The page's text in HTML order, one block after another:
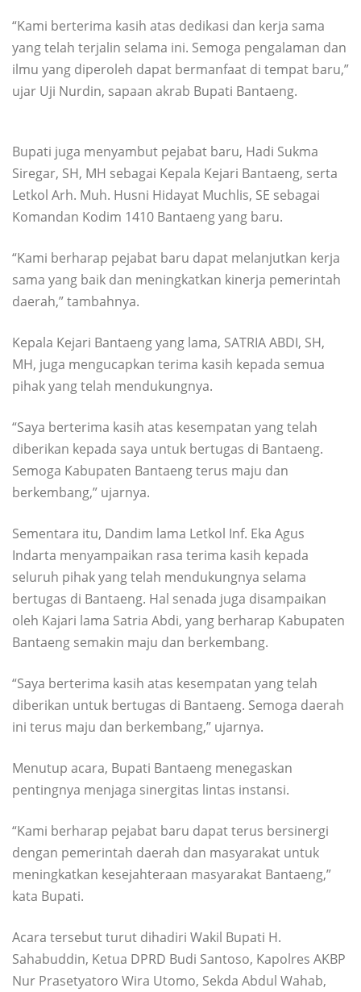
“Kami berterima kasih atas dedikasi dan kerja sama
yang telah terjalin selama ini. Semoga pengalaman dan
ilmu yang diperoleh dapat bermanfaat di tempat baru,”
ujar Uji Nurdin, sapaan akrab Bupati Bantaeng.
Bupati juga menyambut pejabat baru, Hadi Sukma
Siregar, SH, MH sebagai Kepala Kejari Bantaeng, serta
Letkol Arh. Muh. Husni Hidayat Muchlis, SE sebagai
Komandan Kodim 1410 Bantaeng yang baru.
“Kami berharap pejabat baru dapat melanjutkan kerja
sama yang baik dan meningkatkan kinerja pemerintah
daerah,” tambahnya.
Kepala Kejari Bantaeng yang lama, SATRIA ABDI, SH,
MH, juga mengucapkan terima kasih kepada semua
pihak yang telah mendukungnya.
“Saya berterima kasih atas kesempatan yang telah
diberikan kepada saya untuk bertugas di Bantaeng.
Semoga Kabupaten Bantaeng terus maju dan
berkembang,” ujarnya.
Sementara itu, Dandim lama Letkol Inf. Eka Agus
Indarta menyampaikan rasa terima kasih kepada
seluruh pihak yang telah mendukungnya selama
bertugas di Bantaeng. Hal senada juga disampaikan
oleh Kajari lama Satria Abdi, yang berharap Kabupaten
Bantaeng semakin maju dan berkembang.
“Saya berterima kasih atas kesempatan yang telah
diberikan untuk bertugas di Bantaeng. Semoga daerah
ini terus maju dan berkembang,” ujarnya.
Menutup acara, Bupati Bantaeng menegaskan
pentingnya menjaga sinergitas lintas instansi.
“Kami berharap pejabat baru dapat terus bersinergi
dengan pemerintah daerah dan masyarakat untuk
meningkatkan kesejahteraan masyarakat Bantaeng,”
kata Bupati.
Acara tersebut turut dihadiri Wakil Bupati H.
Sahabuddin, Ketua DPRD Budi Santoso, Kapolres AKBP
Nur Prasetyatoro Wira Utomo, Sekda Abdul Wahab,